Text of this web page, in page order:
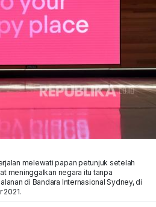
melewati papan petunjuk setelah
meninggalkan negara itu tanpa
di Bandara Internasional Sydney, di
2021.